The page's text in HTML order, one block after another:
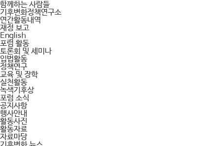
함께하는 사람들
기후변화정책연구소
연간활동내역
재정 보고
English
포럼 활동
토론회 및 세미나
입법활동
정책연구
교육 및 장학
실천활동
녹색기후상
포럼 소식
공지사항
행사안내
활동사진
활동자료
자료마당